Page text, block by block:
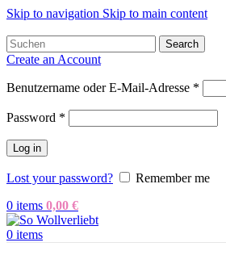
Skip to navigation Skip to main content
Search
Create an Account
Benutzername oder E-Mail-Adresse *
Password *
Log in
Lost your password?
Remember me
0 items 0,00 €
0 items